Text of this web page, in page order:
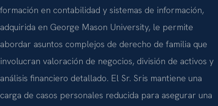
formación en contabilidad y sistemas de información,
adquirida en George Mason University, le permite
abordar asuntos complejos de derecho de familia que
involucran valoración de negocios, división de activos y
análisis financiero detallado. El Sr. Sris mantiene una
carga de casos personales reducida para asegurar una